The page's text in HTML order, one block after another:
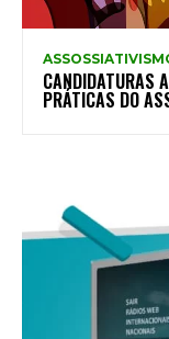
CANDIDATURAS
PRÁTICAS DO